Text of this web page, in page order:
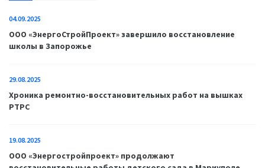
04.09.2025
ООО «ЭнергоСтройПроект» завершило восстановление
школы в Запорожье
29.08.2025
Хроника ремонтно-восстановительных работ на вышках
РТРС
19.08.2025
ООО «Энергостройпроект» продолжают